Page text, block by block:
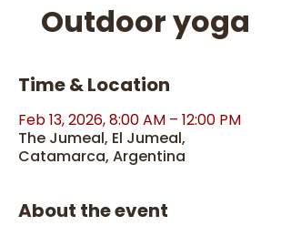
Outdoor yoga
Time & Location
Feb 13, 2026, 8:00 AM – 12:00 PM
The Jumeal, El Jumeal,
Catamarca, Argentina
About the event